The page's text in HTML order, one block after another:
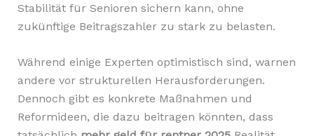
Stabilität für Senioren sichern kann, ohne
zukünftige Beitragszahler zu stark zu belasten.
Während einige Experten optimistisch sind, warnen
andere vor strukturellen Herausforderungen.
Dennoch gibt es konkrete Maßnahmen und
Reformideen, die dazu beitragen könnten, dass